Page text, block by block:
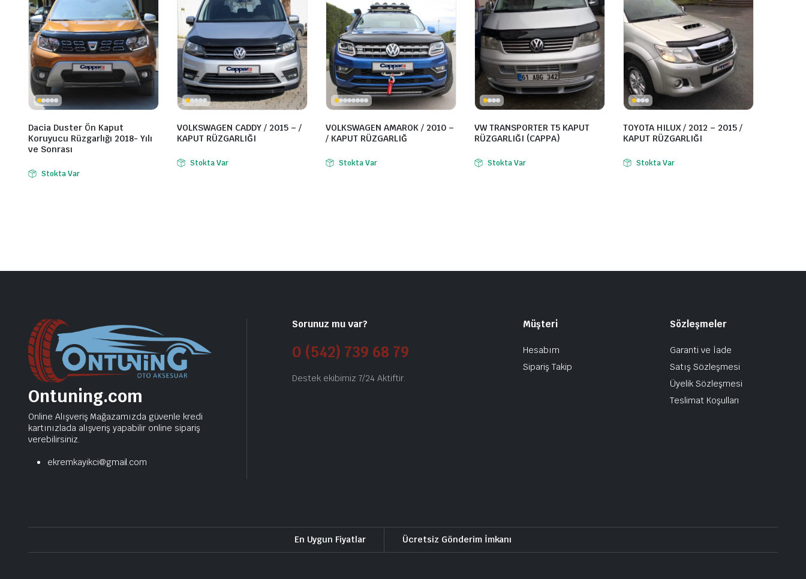
Dacia Duster Ön Kaput
Koruyucu Rüzgarlığı 2018- Yılı
ve Sonrası
Stokta Var
VOLKSWAGEN CADDY / 2015 – /
KAPUT RÜZGARLIĞI
Stokta Var
VOLKSWAGEN AMAROK / 2010 –
/ KAPUT RÜZGARLIĞ
Stokta Var
VW TRANSPORTER T5 KAPUT
RÜZGARLIĞI (CAPPA)
Stokta Var
TOYOTA HILUX / 2012 – 2015 /
KAPUT RÜZGARLIĞI
Stokta Var
Ontuning.com
Online Alışveriş Mağazamızda güvenle kredi
kartınızlada alışveriş yapabilir online sipariş
verebilirsiniz.
ekremkayikci@gmail.com
Sorunuz mu var?
0 (542) 739 68 79
Destek ekibimiz 7/24 Aktiftir.
Müşteri
Hesabım
Sipariş Takip
Sözleşmeler
Garanti ve İade
Satış Sözleşmesi
Üyelik Sözleşmesi
Teslimat Koşulları
En Uygun Fiyatlar Ücretsiz Gönderim İmkanı